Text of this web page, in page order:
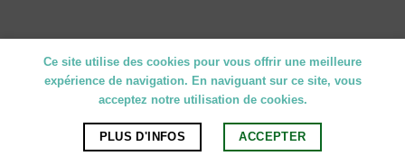
Ce site utilise des cookies pour vous offrir une meilleure
expérience de navigation. En naviguant sur ce site, vous
acceptez notre utilisation de cookies.
PLUS D'INFOS ACCEPTER